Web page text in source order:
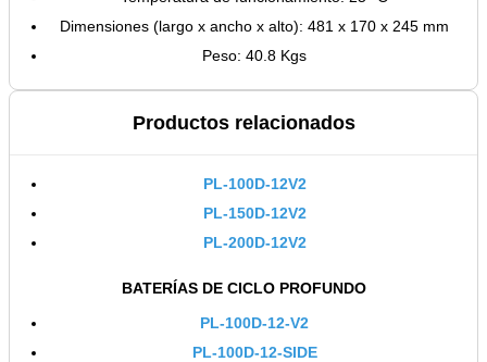
Dimensiones (largo x ancho x alto): 481 x 170 x 245 mm
Peso: 40.8 Kgs
Productos relacionados
PL-100D-12V2
PL-150D-12V2
PL-200D-12V2
BATERÍAS DE CICLO PROFUNDO
PL-100D-12-V2
PL-100D-12-SIDE